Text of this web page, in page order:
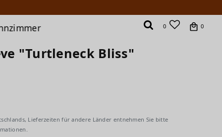
0 0
"Turtleneck Bliss"
Lieferzeiten für andere Länder entnehmen Sie bitte